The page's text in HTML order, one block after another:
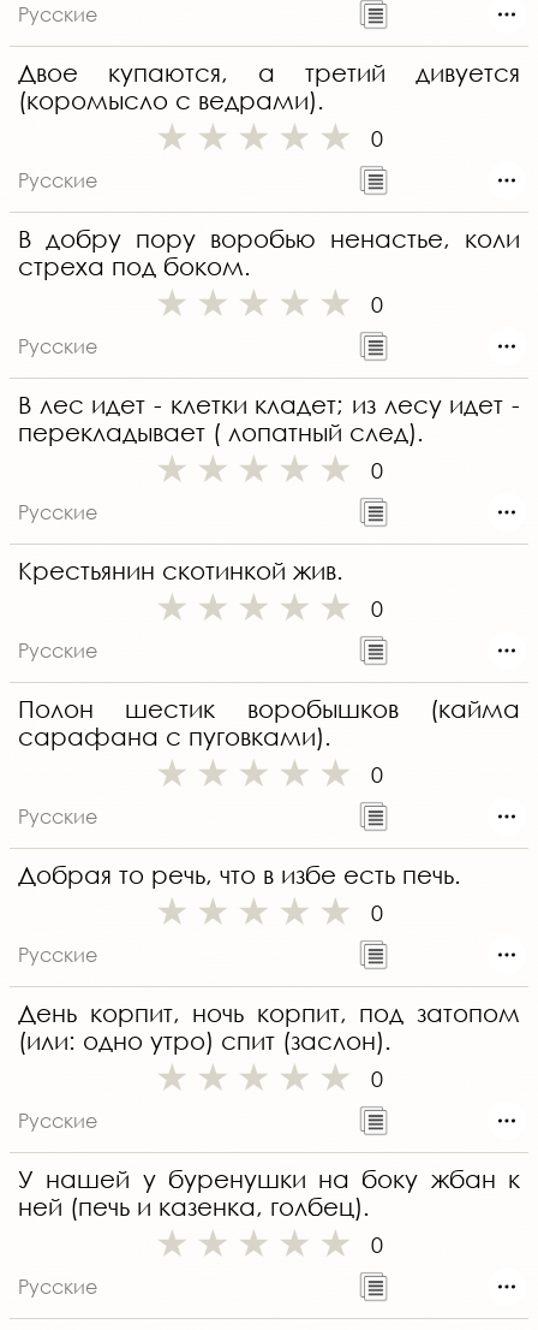
Русские
Двое купаются, а третий дивуется
(коромысло с ведрами).
0
Русские
В добру пору воробью ненастье, коли
стреха под боком.
0
Русские
В лес идет - клетки кладет; из лесу идет -
перекладывает ( лопатный след).
0
Русские
Крестьянин скотинкой жив.
0
Русские
Полон шестик воробышков (кайма
сарафана с пуговками).
0
Русские
Добрая то речь, что в избе есть печь.
0
Русские
День корпит, ночь корпит, под затопом
(или: одно утро) спит (заслон).
0
Русские
У нашей у буренушки на боку жбан к
ней (печь и казенка, голбец).
0
Русские